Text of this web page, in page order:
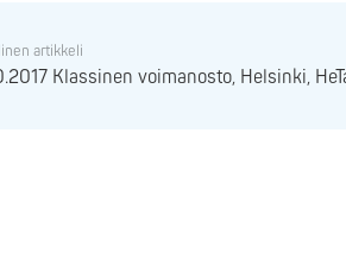
artikkeli
Klassinen voimanosto, Helsinki,